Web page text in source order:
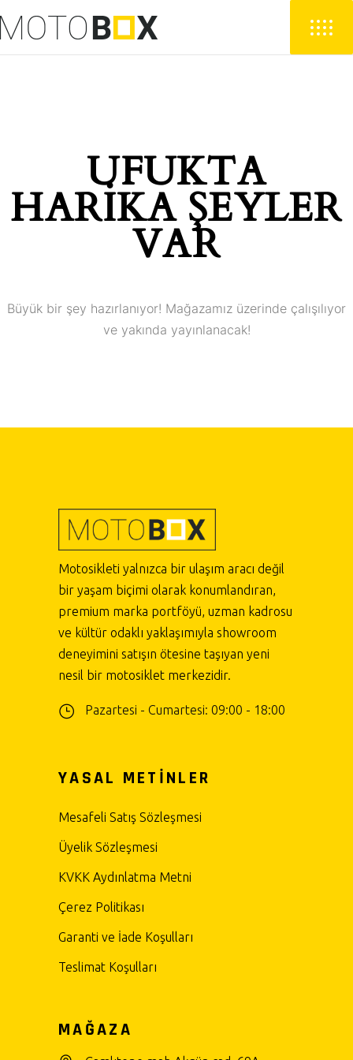
UFUKTA
HARIKA ŞEYLER
VAR
Büyük bir şey hazırlanıyor! Mağazamız üzerinde çalışılıyor
ve yakında yayınlanacak!
Motosikleti yalnızca bir ulaşım aracı değil
bir yaşam biçimi olarak konumlandıran,
premium marka portföyü, uzman kadrosu
ve kültür odaklı yaklaşımıyla showroom
deneyimini satışın ötesine taşıyan yeni
nesil bir motosiklet merkezidir.
Pazartesi - Cumartesi: 09:00 - 18:00
YASAL METİNLER
Mesafeli Satış Sözleşmesi
Üyelik Sözleşmesi
KVKK Aydınlatma Metni
Çerez Politikası
Garanti ve İade Koşulları
Teslimat Koşulları
MAĞAZA